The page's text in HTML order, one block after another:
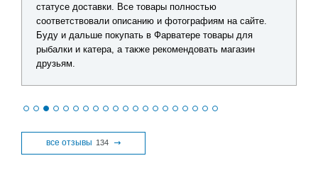
статусе доставки. Все товары полностью
соответствовали описанию и фотографиям на сайте.
Буду и дальше покупать в Фарватере товары для
рыбалки и катера, а также рекомендовать магазин
друзьям.
все отзывы 134